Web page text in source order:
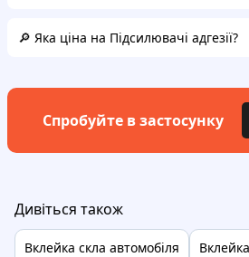
🔎 Яка ціна на Підсилювачі адгезії?
Спробуйте в застосунку
Дивіться також
Вклейка скла автомобіля